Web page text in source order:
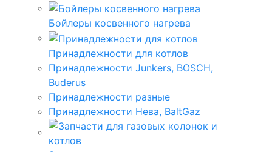
Бойлеры косвенного нагрева
Принадлежности для котлов
Принадлежности Junkers, BOSCH,
Buderus
Принадлежности разные
Принадлежности Нева, BaltGaz